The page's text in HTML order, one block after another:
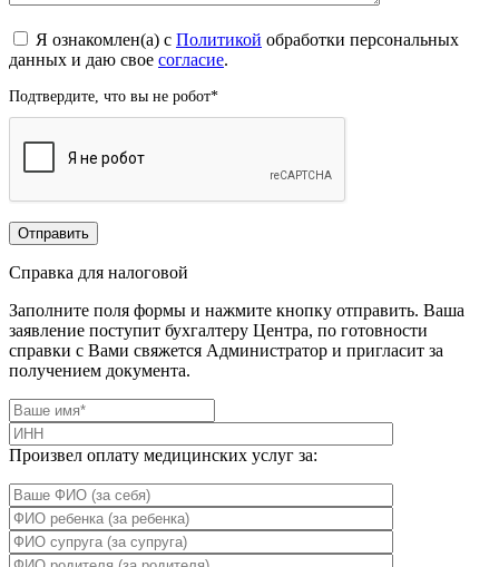
Я ознакомлен(а) с Политикой обработки персональных
данных и даю свое согласие.
Подтвердите, что вы не робот*
Справка для налоговой
Заполните поля формы и нажмите кнопку отправить. Ваша
заявление поступит бухгалтеру Центра, по готовности
справки с Вами свяжется Администратор и пригласит за
получением документа.
Произвел оплату медицинских услуг за: